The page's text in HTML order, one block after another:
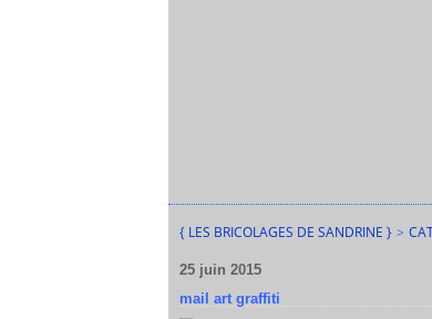
{ LES BRICOLAGES DE SANDRINE } >
25 juin 2015
mail art graffiti